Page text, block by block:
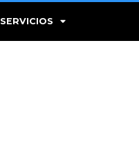
SERVICIOS